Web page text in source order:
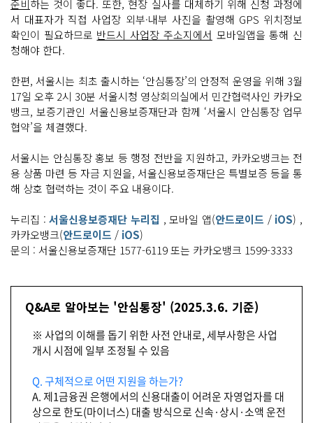
준비하는 것이 좋다. 또한, 현장 실사를 대체하기 위해 신청 과정에
서 대표자가 직접 사업장 외부·내부 사진을 촬영해 GPS 위치정보
확인이 필요하므로 반드시 사업장 주소지에서 모바일앱을 통해 신
청해야 한다.
한편, 서울시는 최초 출시하는 ‘안심통장’의 안정적 운영을 위해 3월
17일 오후 2시 30분 서울시청 영상회의실에서 민간협력사인 카카오
뱅크, 보증기관인 서울신용보증재단과 함께 ‘서울시 안심통장 업무
협약’을 체결했다.
서울시는 안심통장 홍보 등 행정 전반을 지원하고, 카카오뱅크는 전
용 상품 마련 등 자금 지원을, 서울신용보증재단은 특별보증 등을 통
해 상호 협력하는 것이 주요 내용이다.
누리집 :서울신용보증재단 누리집 , 모바일 앱(안드로이드 / iOS) ,
카카오뱅크(안드로이드 / iOS)
문의 : 서울신용보증재단 1577-6119 또는 카카오뱅크 1599-3333
Q&A로 알아보는 '안심통장' (2025.3.6. 기준)
※ 사업의 이해를 돕기 위한 사전 안내로, 세부사항은 사업
개시 시점에 일부 조정될 수 있음
Q. 구체적으로 어떤 지원을 하는가?
A. 제1금융권 은행에서의 신용대출이 어려운 자영업자를 대
상으로 한도(마이너스) 대출 방식으로 신속·상시·소액 운전